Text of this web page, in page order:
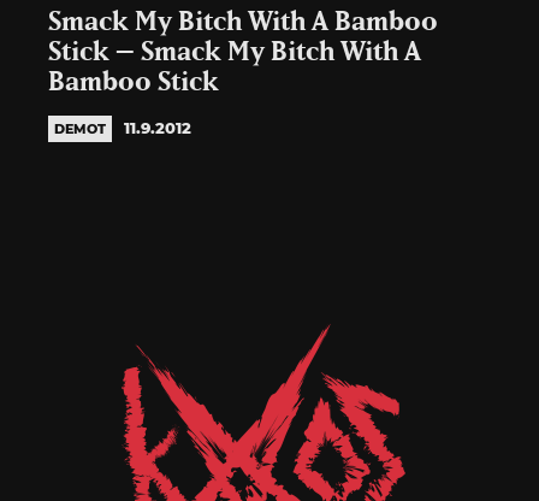
Smack My Bitch With A Bamboo
Stick – Smack My Bitch With A
Bamboo Stick
DEMOT 11.9.2012